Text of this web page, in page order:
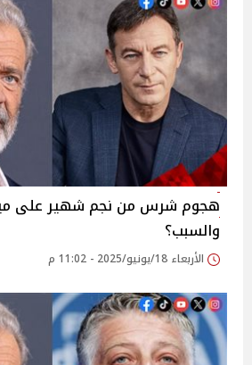
هجوم شرس من نجم شهير على
والسبب؟
الأربعاء 18/يونيو/2025 - 11:02 م